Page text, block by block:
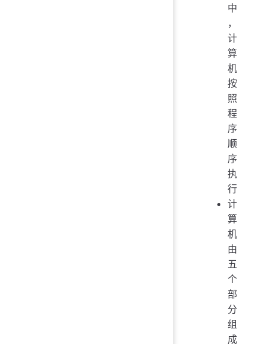
中
，
计
算
机
按
照
程
序
顺
序
执
行
计
算
机
由
五
个
部
分
组
成